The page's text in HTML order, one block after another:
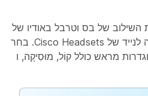
השילוב של בס וטרבל באודיו של
האוזניות שלך עם האפליקציה לנייד של Cisco Headsets. בחר
מראש כולל קוֹל, מוּסִיקָה, ו